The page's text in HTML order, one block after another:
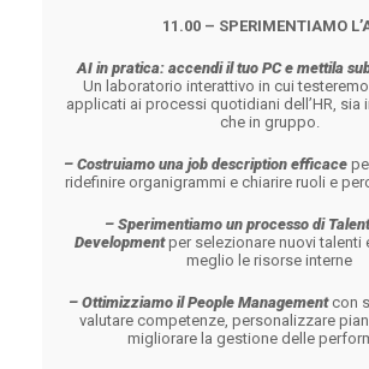
11.00 – SPERIMENTIAMO
AI in pratica: accendi il tuo PC e mettila
Un laboratorio interattivo in cui
applicati ai processi quotidiani dell’HR, sia
che in gruppo.
– Costruiamo una job description efficace
ridefinire organigrammi e chiarire ruoli e
– Sperimentiamo un processo di
Developmentper selezionare nuovi talenti
meglio le risorse interne
– Ottimizziamo il People Management con
valutare competenze, personalizzare
migliorare la gestione delle